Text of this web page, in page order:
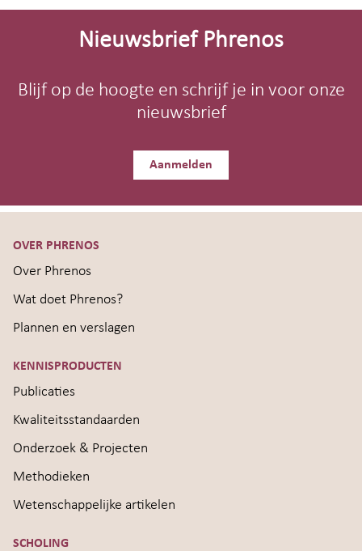
Site-
Nieuwsbrief Phrenos
Blijf op de hoogte en schrijf je in voor onze
nieuwsbrief
Aanmelden
OVER PHRENOS
Over Phrenos
Wat doet Phrenos?
Plannen en verslagen
KENNISPRODUCTEN
Publicaties
Kwaliteitsstandaarden
Onderzoek & Projecten
Methodieken
Wetenschappelijke artikelen
SCHOLING